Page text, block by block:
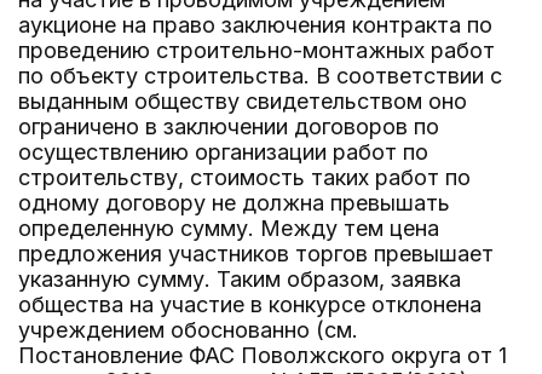
аукционе на право заключения контракта по
проведению строительно-монтажных работ
по объекту строительства. В соответствии с
выданным обществу свидетельством оно
ограничено в заключении договоров по
осуществлению организации работ по
строительству, стоимость таких работ по
одному договору не должна превышать
определенную сумму. Между тем цена
предложения участников торгов превышает
указанную сумму. Таким образом, заявка
общества на участие в конкурсе отклонена
учреждением обоснованно (см.
Постановление ФАС Поволжского округа от 1